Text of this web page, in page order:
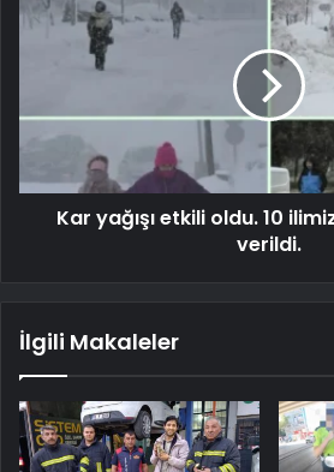
Kar yağışı etkili oldu. 10
verildi.
İlgili Makaleler